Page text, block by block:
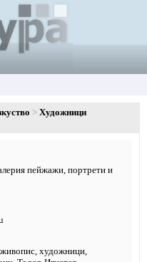
Художници
пейжажи, портрети и
живопис, художници,